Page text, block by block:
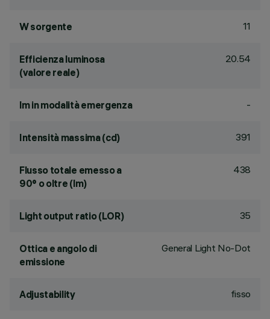
W sorgente 11
Efficienza luminosa
(valore reale)
20.54
lm in modalità emergenza -
Intensità massima (cd) 391
Flusso totale emesso a
90° o oltre (lm)
438
Light output ratio (LOR) 35
Ottica e angolo di
emissione
General Light No-Dot
Adjustability fisso